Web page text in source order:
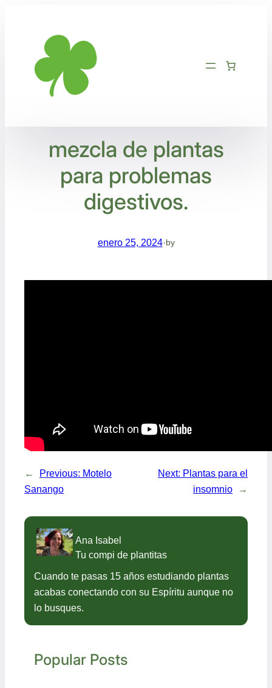
contenido
mezcla de plantas
para problemas
digestivos.
enero 25, 2024·by
← Previous: Motelo
Sanango
Next: Plantas para el
insomnio
→
Ana Isabel
Tu compi de plantitas
Cuando te pasas 15 años estudiando plantas
acabas conectando con su Espíritu aunque no
lo busques.
Popular Posts